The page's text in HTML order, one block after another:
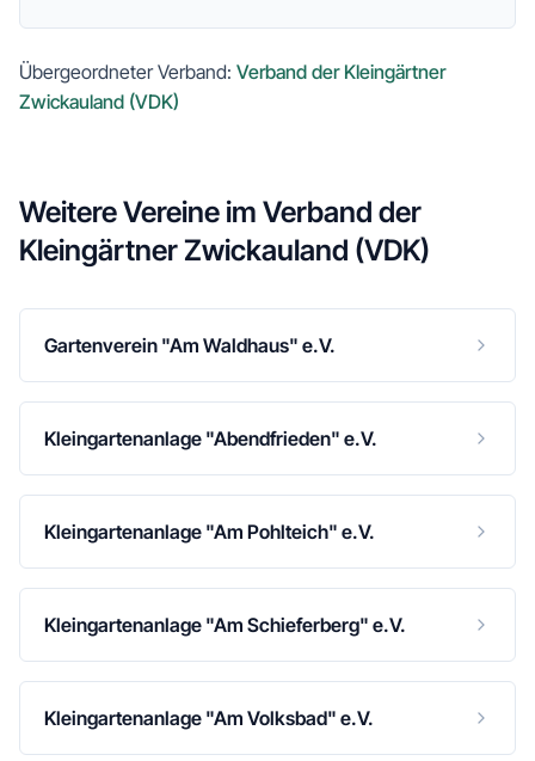
Übergeordneter Verband: Verband der Kleingärtner
Zwickauland (VDK)
Weitere Vereine im Verband der
Kleingärtner Zwickauland (VDK)
Gartenverein "Am Waldhaus" e.V.
Kleingartenanlage "Abendfrieden" e.V.
Kleingartenanlage "Am Pohlteich" e.V.
Kleingartenanlage "Am Schieferberg" e.V.
Kleingartenanlage "Am Volksbad" e.V.